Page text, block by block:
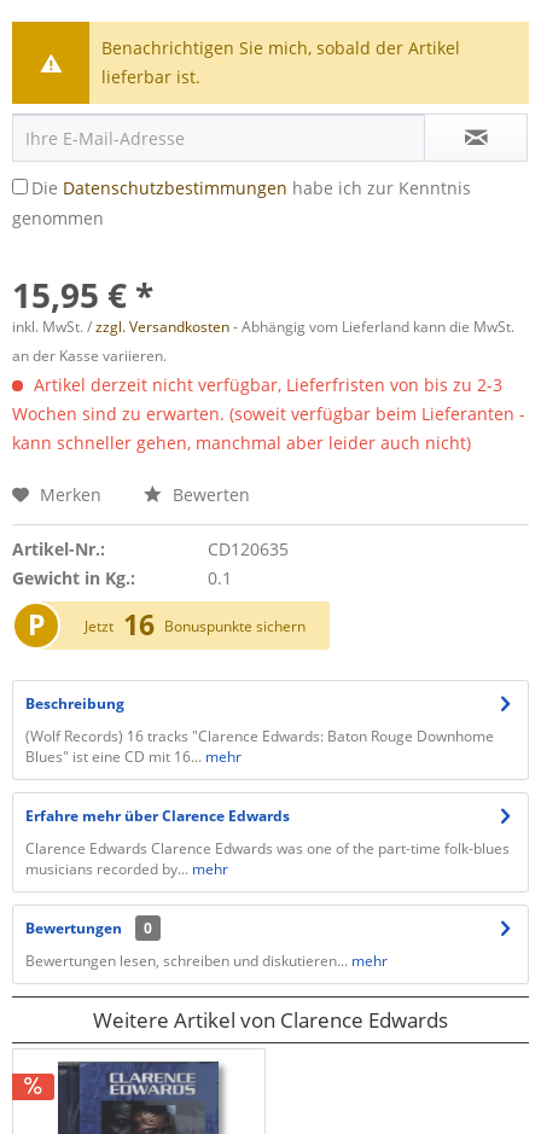
Benachrichtigen Sie mich, sobald der Artikel
lieferbar ist.
Die Datenschutzbestimmungen habe ich zur Kenntnis
genommen
15,95 € *
inkl. MwSt. /zzgl. Versandkosten- Abhängig vom Lieferland kann die MwSt.
an der Kasse variieren.
Artikel derzeit nicht verfügbar, Lieferfristen von bis zu 2-3
Wochen sind zu erwarten. (soweit verfügbar beim Lieferanten -
kann schneller gehen, manchmal aber leider auch nicht)
Merken Bewerten
Artikel-Nr.:
CD120635
Gewicht in Kg.:
0.1
P Jetzt 16 Bonuspunkte sichern
Beschreibung
(Wolf Records) 16 tracks "Clarence Edwards: Baton Rouge Downhome
Blues" ist eine CD mit 16... mehr
Erfahre mehr über Clarence Edwards
Clarence Edwards Clarence Edwards was one of the part-time folk-blues
musicians recorded by... mehr
Bewertungen
0
Bewertungen lesen, schreiben und diskutieren... mehr
Weitere Artikel von Clarence Edwards